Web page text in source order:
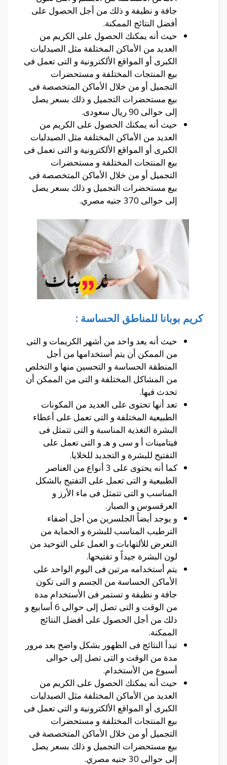
جافة و نظيفة و ذلك من أجل الحصول على
أفضل النتائج الممكنة.
حيث أنه يمكنك الحصول على الكريم من
العديد من الأماكن المختلفة مثل الصيدليات
الكبرى أو المواقع الألكترونية و التى تعمل فى
بيع المنتجات المختلفة و مستحضرات
التجميل أو من خلال الأماكن المتخصصة فى
بيع مستحضرات التجميل و ذلك بسعر يصل
إلى حوالى 90 ريال سعودى.
حيث أنه يمكنك الحصول على الكريم من
العديد من الأماكن المختلفة مثل الصيدليات
الكبرى أو المواقع الألكترونية و التى تعمل فى
بيع المنتجات المختلفة و مستحضرات
التجميل أو من خلال الأماكن المتخصصة فى
بيع مستحضرات التجميل و ذلك بسعر يصل
إلى حوالى 370 جنيه مصري.
كريم بوبانا للمناطق الحساسة :
حيث أنه يعد واحد من أشهر الكريمات و التى
من الممكن أن يتم أستخدامها من أجل
المنطقة الحساسة و التحسين منها و التخلص
من المشاكل المختلفة و التى من الممكن أن
تحدث فيها.
تعد أنها تحتوى على العديد من المكونات
الطبيعية المختلفة و التى تعمل على أعطاء
البشرة التغذية المناسبة و التى تتمثل فى
فيتامينات أ و سى و هـ و التى تعمل على
التفتيح للبشرة و التجديد للخلايا.
كما أنه يحتوى على 3 أنواع من العناصر
الطبيعية و التى تعمل على التفتيح بالشكل
المناسب و التى تتمثل فى ماء الأرز و
العرقسوس و الصبار.
و يوجد أيضاً الجلسرين من أجل أضفاء
الترطيب المناسب للبشرة و الحماية من
التعرض للألتهابات و العمل على التوحيد من
لون البشرة جيداً و تفتيحها.
يتم أستخدامه مرتين فى اليوم الواحد على
الأماكن الحساسة من الجسم و التى تكون
جافة و نظيفة و تستمر فى الأستخدام مدة
من الوقت و التى تصل إلى حوالى 6 أسابيع و
ذلك من أجل الحصول على أفضل النتائج
الممكنة.
تبدأ النتائج فى الظهور بشكل واضح بعد مرور
مدة من الوقت و التى تصل إلى حوالى
أسبوع من الأستخدام.
حيث أنه يمكنك الحصول على الكريم من
العديد من الأماكن المختلفة مثل الصيدليات
الكبرى أو المواقع الألكترونية و التى تعمل فى
بيع المنتجات المختلفة و مستحضرات
التجميل أو من خلال الأماكن المتخصصة فى
بيع مستحضرات التجميل و ذلك بسعر يصل
إلى حوالى 30 جنيه مصري.